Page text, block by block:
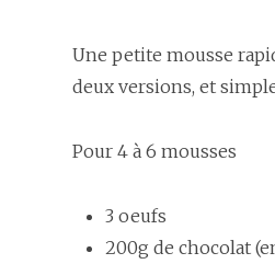
Une petite mousse
deux versions, et
Pour 4 à 6 mousses
3 oeufs
200g de chocolat